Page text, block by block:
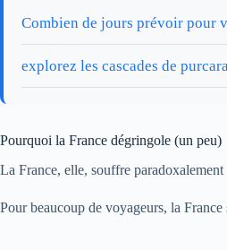
Combien de jours prévoir pour
explorez les cascades de
Pourquoi la France dégringole (un peu)
La France, elle, souffre paradoxalement
Pour beaucoup de voyageurs, la France